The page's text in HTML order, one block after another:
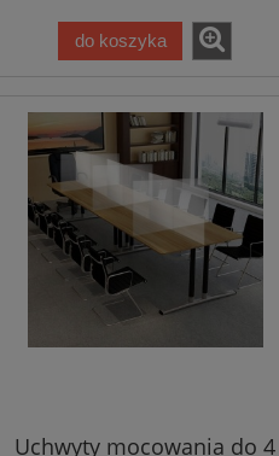
do koszyka
Uchwyty mocowania do 4